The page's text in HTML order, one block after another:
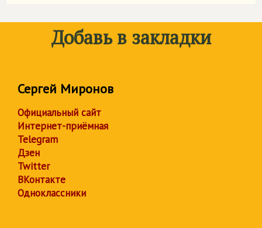
Добавь в закладки
Сергей Миронов
Официальный сайт
Интернет-приёмная
Telegram
Дзен
Twitter
ВКонтакте
Одноклассники